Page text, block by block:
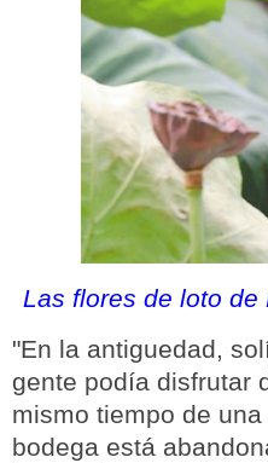
Las flores de loto
"En la antiguedad,
gente podía disfrutar
mismo tiempo de
bodega está